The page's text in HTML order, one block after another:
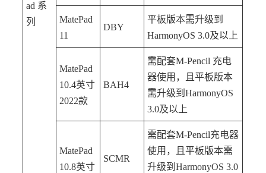
ad 系
列
MatePad
11
DBY
平板版本需升级到
HarmonyOS 3.0及以上
MatePad
10.4英寸
2022款
BAH4
需配套M-Pencil 充电
器使用，且平板版本
需升级到HarmonyOS
3.0及以上
MatePad
10.8英寸
SCMR
需配套M-Pencil充电器
使用，且平板版本需
升级到HarmonyOS 3.0